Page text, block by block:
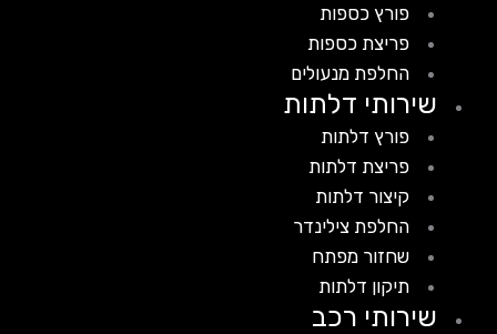
פורץ כספות
פריצת כספות
החלפת מנעולים
שירותי דלתות
פורץ דלתות
פריצת דלתות
קיצור דלתות
החלפת צילינדר
שחזור מפתח
תיקון דלתות
שירותי רכב